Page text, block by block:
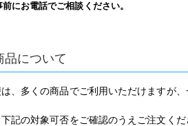
にお電話でご相談ください。
品について
、多くの商品でご利用いただけますが
記の対象可否をご確認のうえご注文くだ